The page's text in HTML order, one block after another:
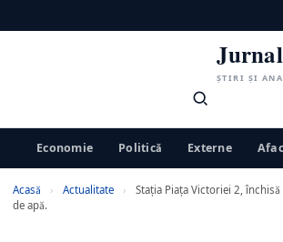
ȘTIRI ȘI
Economie Politică Externe
Acasă › Actualitate ›
Stația Piața Victoriei 2,
de apă.